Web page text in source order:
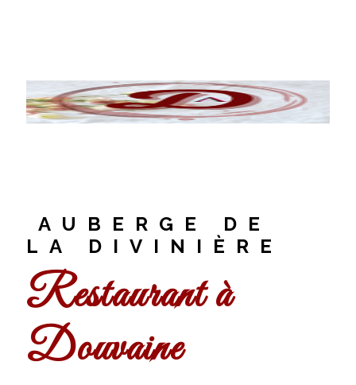
AUBERGE DE
LA DIVINIÈRE
restaurant à
Douvaine